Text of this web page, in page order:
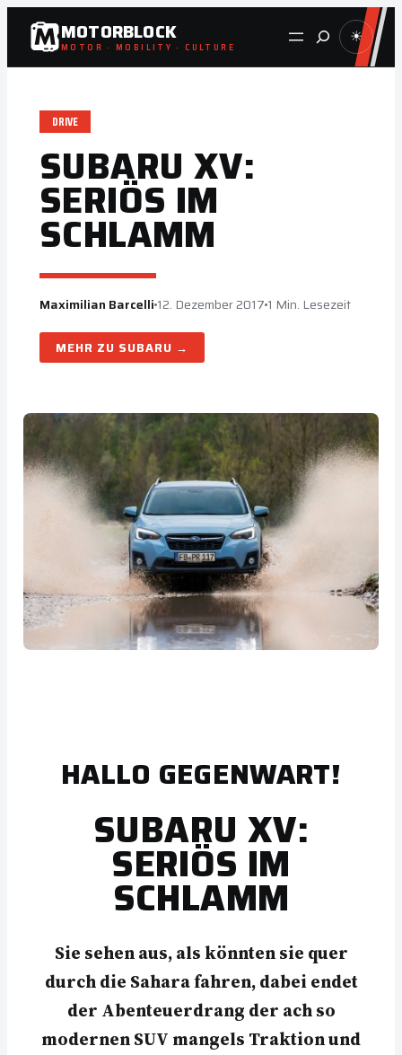
Zum
Inhalt
springen
MOTORBLOCK
MOTOR · MOBILITY · CULTURE Suche ☀
DRIVE
SUBARU XV:
SERIÖS IM
SCHLAMM
Maximilian Barcelli 12. Dezember 2017 1 Min. Lesezeit
SUBARU
HALLO GEGENWART!
SUBARU XV:
SERIÖS IM
SCHLAMM
Sie sehen aus, als könnten sie quer
durch die Sahara fahren, dabei endet
der Abenteuerdrang der ach so
modernen SUV mangels Traktion und